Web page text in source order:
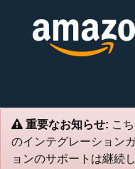
重要なお知らせ: こ
のインテグレーション
ョンのサポートは継続